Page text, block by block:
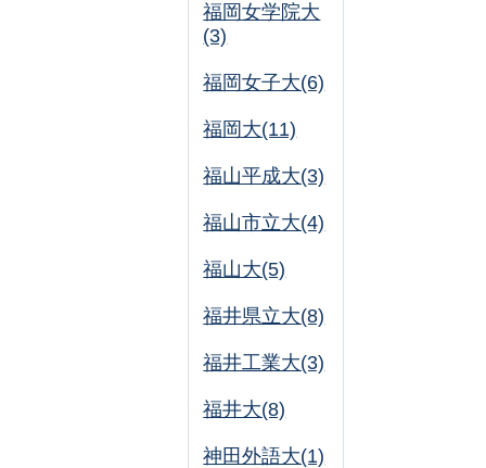
福岡女学院大
(3)
福岡女子大(6)
福岡大(11)
福山平成大(3)
福山市立大(4)
福山大(5)
福井県立大(8)
福井工業大(3)
福井大(8)
神田外語大(1)